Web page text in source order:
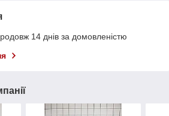
14 днів за домовленістю